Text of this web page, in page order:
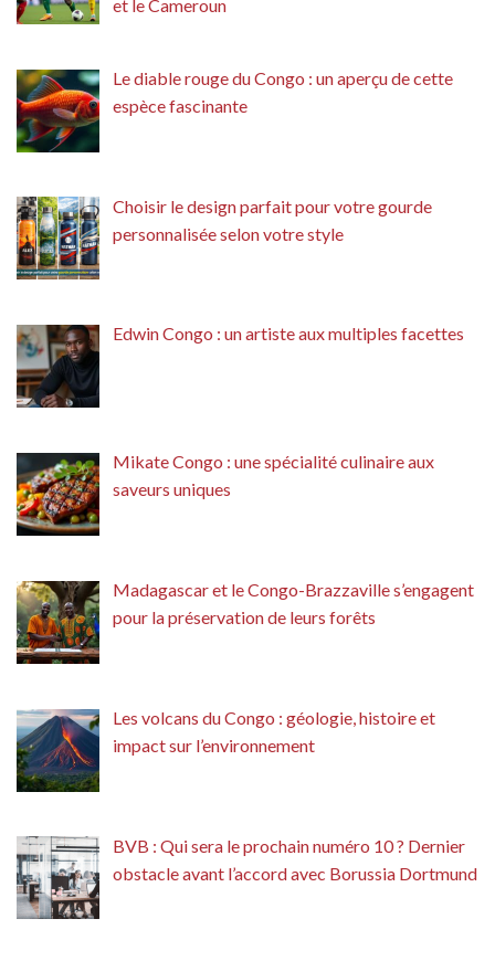
et le Cameroun
Le diable rouge du Congo : un aperçu de cette
espèce fascinante
Choisir le design parfait pour votre gourde
personnalisée selon votre style
Edwin Congo : un artiste aux multiples facettes
Mikate Congo : une spécialité culinaire aux
saveurs uniques
Madagascar et le Congo-Brazzaville s’engagent
pour la préservation de leurs forêts
Les volcans du Congo : géologie, histoire et
impact sur l’environnement
BVB : Qui sera le prochain numéro 10 ? Dernier
obstacle avant l’accord avec Borussia Dortmund